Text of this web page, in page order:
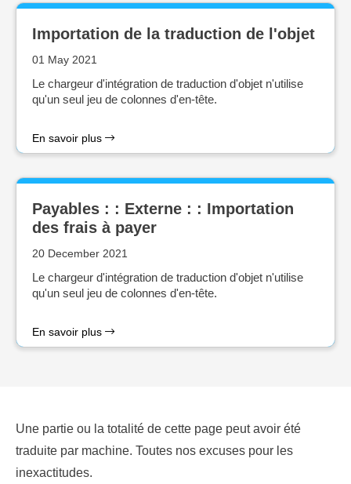
Importation de la traduction de l'objet
01 May 2021
Le chargeur d'intégration de traduction d'objet n'utilise
qu'un seul jeu de colonnes d'en-tête.
En savoir plus
Payables : : Externe : : Importation
des frais à payer
20 December 2021
Le chargeur d'intégration de traduction d'objet n'utilise
qu'un seul jeu de colonnes d'en-tête.
En savoir plus
Une partie ou la totalité de cette page peut avoir été
traduite par machine. Toutes nos excuses pour les
inexactitudes.